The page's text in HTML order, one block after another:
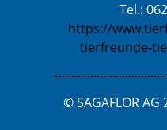
Tel.:
https://
tierfreunde-
© SAGAFLOR AG